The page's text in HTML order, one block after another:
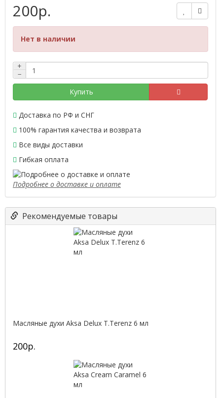
200р.
Нет в наличии
+
−
Купить
Доставка по РФ и СНГ
100% гарантия качества и возврата
Все виды доставки
Гибкая оплата
Подробнее о доставке и оплате
Рекомендуемые товары
Масляные духи Aksa Delux T.Terenz 6 мл
200р.